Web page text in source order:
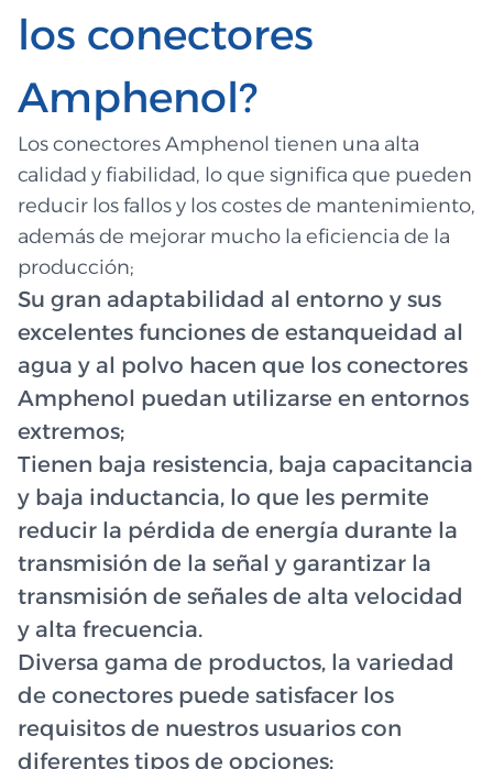
los conectores
Amphenol?
Los conectores Amphenol tienen una alta
calidad y fiabilidad, lo que significa que pueden
reducir los fallos y los costes de mantenimiento,
además de mejorar mucho la eficiencia de la
producción;
Su gran adaptabilidad al entorno y sus
excelentes funciones de estanqueidad al
agua y al polvo hacen que los conectores
Amphenol puedan utilizarse en entornos
extremos;
Tienen baja resistencia, baja capacitancia
y baja inductancia, lo que les permite
reducir la pérdida de energía durante la
transmisión de la señal y garantizar la
transmisión de señales de alta velocidad
y alta frecuencia.
Diversa gama de productos, la variedad
de conectores puede satisfacer los
requisitos de nuestros usuarios con
diferentes tipos de opciones;